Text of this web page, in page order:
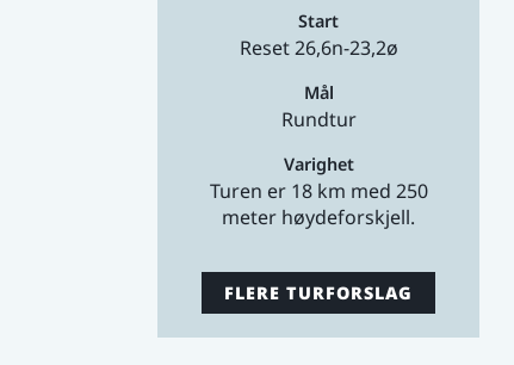
Start
Reset 26,6n-23,2ø
Mål
Rundtur
Varighet
Turen er 18 km med 250
meter høydeforskjell.
FLERE TURFORSLAG